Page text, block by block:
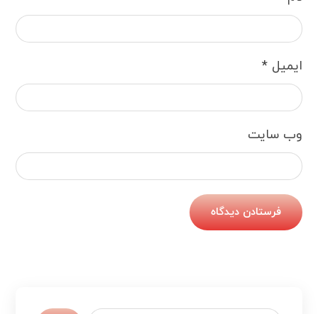
ایمیل*
وب‌ سایت
فرستادن دیدگاه